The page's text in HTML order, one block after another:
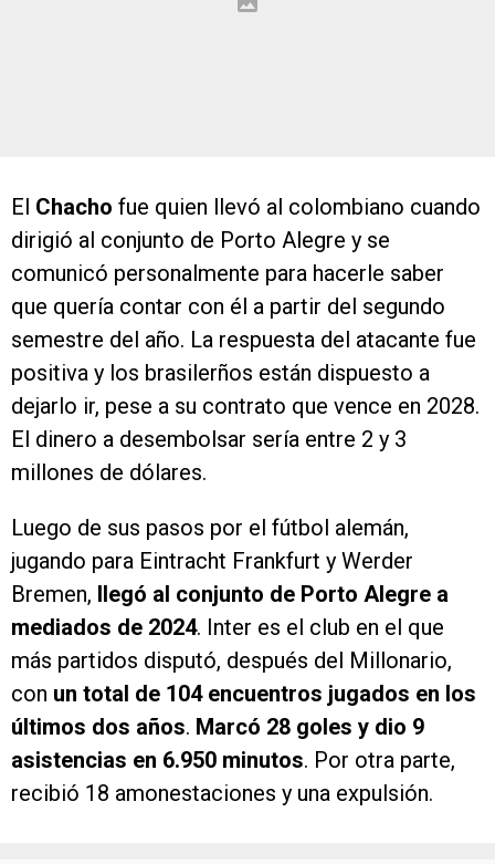
El Chacho fue quien llevó al colombiano cuando
dirigió al conjunto de Porto Alegre y se
comunicó personalmente para hacerle saber
que quería contar con él a partir del segundo
semestre del año. La respuesta del atacante fue
positiva y los brasilerños están dispuesto a
dejarlo ir, pese a su contrato que vence en 2028.
El dinero a desembolsar sería entre 2 y 3
millones de dólares.
Luego de sus pasos por el fútbol alemán,
jugando para Eintracht Frankfurt y Werder
Bremen,
llegó al conjunto de Porto Alegre a
mediados de 2024. Inter es el club en el que
más partidos disputó, después del Millonario,
con un total de 104 encuentros jugados en los
últimos dos años. Marcó 28 goles y dio 9
asistencias en 6.950 minutos. Por otra parte,
recibió 18 amonestaciones y una expulsión.